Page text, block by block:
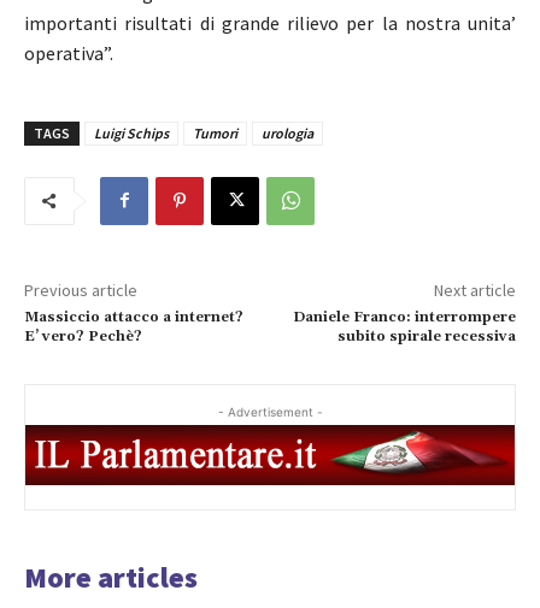
importanti risultati di grande rilievo per la nostra unita’
operativa”.
TAGS Luigi Schips Tumori urologia
Previous article
Massiccio attacco a internet?
E’ vero? Pechè?
Next article
Daniele Franco: interrompere
subito spirale recessiva
- Advertisement -
More articles